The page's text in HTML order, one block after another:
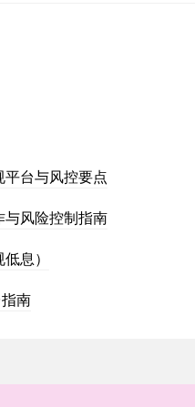
台与风控要点
风险控制指南
息）
南